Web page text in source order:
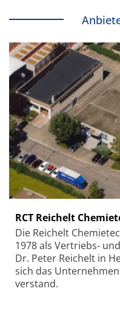
RCT Reichelt
Die Reichelt
1978 als Vertriebs-
Dr. Peter Reichelt in
sich das
verstand.